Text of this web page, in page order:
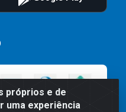
próprios e de
uma experiência